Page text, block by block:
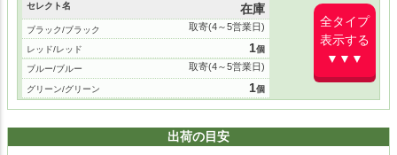
全タイプ
表示する
▼▼▼
セレクト名 在庫
ブラック/ブラック 取寄(4～5営業日)
レッド/レッド 1
ブルー/ブルー 取寄(4～5営業日)
グリーン/グリーン 1
出荷の目安